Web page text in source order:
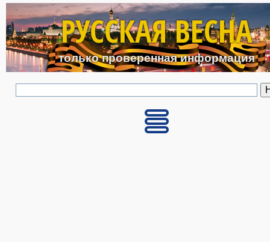
Перейти к основному
РУССКАЯ ВЕСНА
только проверенная информация